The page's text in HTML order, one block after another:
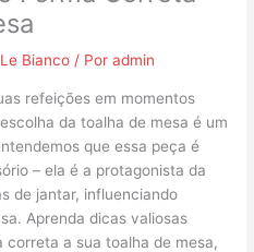
Le Bianco / Poradmin
refeições em momentos
da toalha de mesa é um
que essa peça é
– ela é a protagonista da
de jantar, influenciando
Aprenda dicas valiosas
correta a sua toalha de mesa,